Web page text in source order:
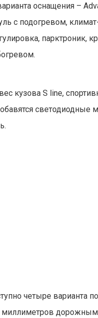
оснащения –
с подогревом,
парктроник,
кузова S line,
четыре варианта
дорожным